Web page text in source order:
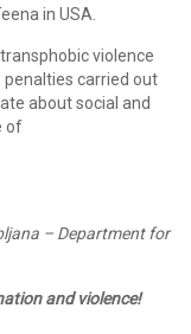
in USA.
violence
carried out
about social and
of
– Department for
and violence!